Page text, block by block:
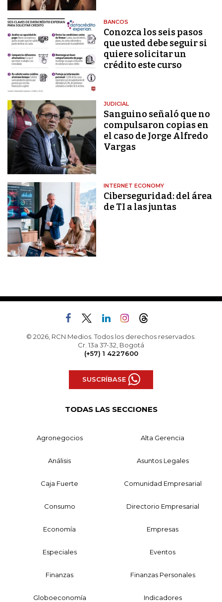
BANCOS
Conozca los seis pasos
que usted debe seguir si
quiere solicitar un
crédito este curso
JUDICIAL
Sanguino señaló que no
compulsaron copias en
el caso de Jorge Alfredo
Vargas
INTERNET ECONOMY
Ciberseguridad: del área
de TI a las juntas
© 2026, RCN Medios. Todos los derechos reservados.
Cr. 13a 37-32, Bogotá
(+57) 1 4227600
SUSCRÍBASE
TODAS LAS SECCIONES
Agronegocios Alta Gerencia
Análisis Asuntos Legales
Caja Fuerte Comunidad Empresarial
Consumo Directorio Empresarial
Economía Empresas
Especiales Eventos
Finanzas Finanzas Personales
Globoeconomía Indicadores